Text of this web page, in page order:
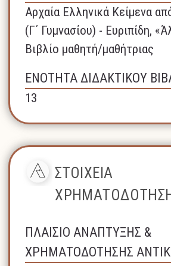
Αρχαία Ελληνικά Κείμενα
(Γ΄ Γυμνασίου) - Ευριπίδη,
Βιβλίο μαθητή/μαθήτριας
ΕΝΟΤΗΤΑ ΔΙΔΑΚΤΙΚΟΥ
13
ΣΤΟΙΧΕΙΑ
ΠΛΑΙΣΙΟ ΑΝΑΠΤΥΞΗΣ &
ΧΡΗΜΑΤΟΔΟΤΗΣΗΣ